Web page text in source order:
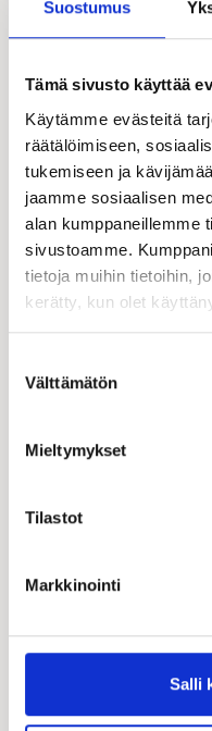
Suostumus
Tämä sivusto käyttää
Käytämme evästeitä
räätälöimiseen,
tukemiseen ja
jaamme sosiaalisen
alan kumppaneillemme
sivustoamme.
tietoja muihin tietoihin,
kerätty, kun olet
valinta
Välttämätön
Mieltymykset
Tilastot
Markkinointi
Salli
Hyödynnä Kastellin
kampanjamme.